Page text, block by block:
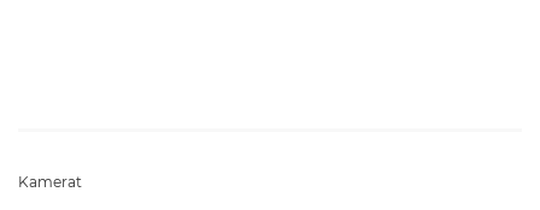
Kamerat